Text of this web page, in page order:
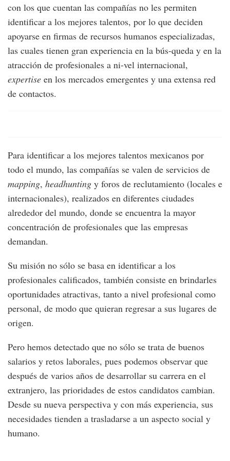
con los que cuentan las compañías no les permiten
identificar a los mejores talentos, por lo que deciden
apoyarse en firmas de recursos humanos especializadas,
las cuales tienen gran experiencia en la bús-queda y en la
atracción de profesionales a ni-vel internacional,
expertise en los mercados emergentes y una extensa red
de contactos.
Para identificar a los mejores talentos mexicanos por
todo el mundo, las compañías se valen de servicios de
mapping, headhunting y foros de reclutamiento (locales e
internacionales), realizados en diferentes ciudades
alrededor del mundo, donde se encuentra la mayor
concentración de profesionales que las empresas
demandan.
Su misión no sólo se basa en identificar a los
profesionales calificados, también consiste en brindarles
oportunidades atractivas, tanto a nivel profesional como
personal, de modo que quieran regresar a sus lugares de
origen.
Pero hemos detectado que no sólo se trata de buenos
salarios y retos laborales, pues podemos observar que
después de varios años de desarrollar su carrera en el
extranjero, las prioridades de estos candidatos cambian.
Desde su nueva perspectiva y con más experiencia, sus
necesidades tienden a trasladarse a un aspecto social y
humano.